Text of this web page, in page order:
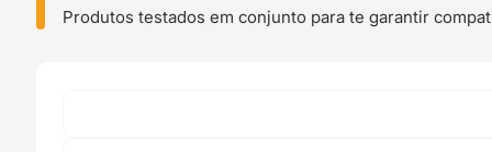
AIMSOAR
Produtos testados em conjunto para te garantir